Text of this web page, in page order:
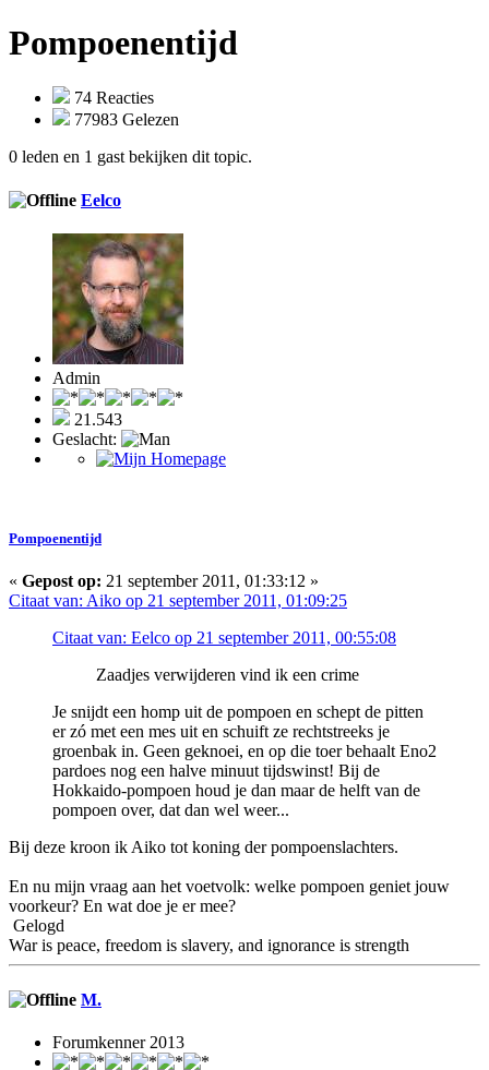
Pompoenentijd
74 Reacties
77983 Gelezen
0 leden en 1 gast bekijken dit topic.
Eelco
Admin
21.543
Geslacht:
Pompoenentijd
« Gepost op: 21 september 2011, 01:33:12 »
Citaat van: Aiko op 21 september 2011, 01:09:25
Citaat van: Eelco op 21 september 2011, 00:55:08
Zaadjes verwijderen vind ik een crime
Je snijdt een homp uit de pompoen en schept de pitten
er zó met een mes uit en schuift ze rechtstreeks je
groenbak in. Geen geknoei, en op die toer behaalt Eno2
pardoes nog een halve minuut tijdswinst! Bij de
Hokkaido-pompoen houd je dan maar de helft van de
pompoen over, dat dan wel weer...
Bij deze kroon ik Aiko tot koning der pompoenslachters.
En nu mijn vraag aan het voetvolk: welke pompoen geniet jouw
voorkeur? En wat doe je er mee?
Gelogd
War is peace, freedom is slavery, and ignorance is strength
M.
Forumkenner 2013